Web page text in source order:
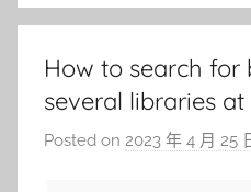
大
學
圖
How to search for
several libraries at
Posted on 2023 年 4 月 25